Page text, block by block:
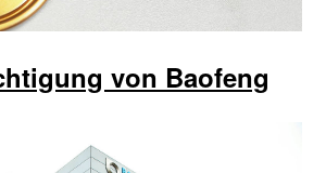
von Baofeng